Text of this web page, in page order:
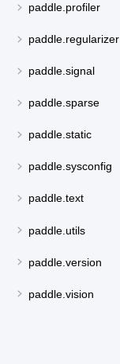
paddle.profiler
paddle.regularizer
paddle.signal
paddle.sparse
paddle.static
paddle.sysconfig
paddle.text
paddle.utils
paddle.version
paddle.vision